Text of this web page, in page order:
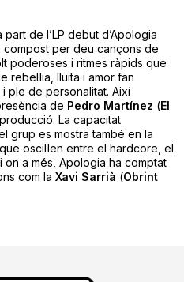
de l’LP debut d’Apologia
compost per deu cançons de
poderoses i ritmes ràpids que
rebel·lia, lluita i amor fan
i ple de personalitat. Així
de Pedro Martínez (El
La capacitat
grup es mostra també en la
oscil·len entre el hardcore, el
a més, Apologia ha comptat
com la Xavi Sarrià (Obrint